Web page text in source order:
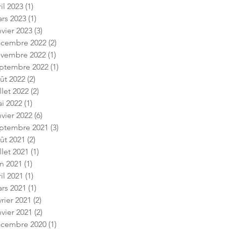
2023 (1)
2023 (1)
2023 (3)
2022 (2)
2022 (1)
2022 (1)
2022 (2)
2022 (2)
2022 (1)
2022 (6)
2021 (3)
2021 (2)
2021 (1)
2021 (1)
2021 (1)
2021 (1)
2021 (2)
2021 (2)
2020 (1)